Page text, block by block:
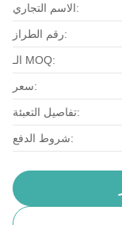
الاسم التجاري:
رقم الطراز:
الـ MOQ:
سعر:
تفاصيل التعبئة:
شروط الدفع: